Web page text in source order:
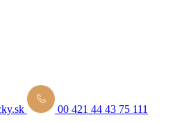
00 421 44 43 75 111